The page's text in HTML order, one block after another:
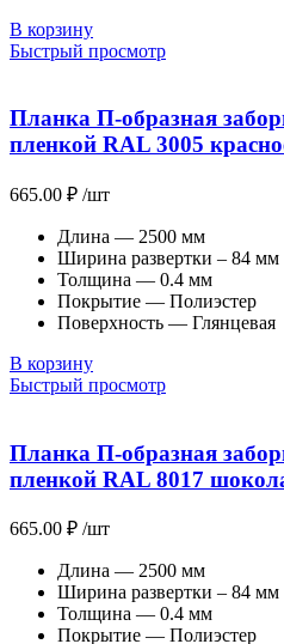
В корзину
Быстрый просмотр
Планка П-образная
пленкой RAL 3005
665.00 ₽ /шт
Длина — 2500 мм
Ширина развертки – 84 мм
Толщина — 0.4 мм
Покрытие — Полиэстер
Поверхность — Глянцевая
В корзину
Быстрый просмотр
Планка П-образная
пленкой RAL 8017
665.00 ₽ /шт
Длина — 2500 мм
Ширина развертки – 84 мм
Толщина — 0.4 мм
Покрытие — Полиэстер